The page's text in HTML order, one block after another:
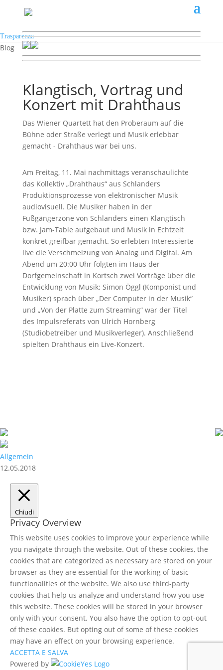
Trasparenza
Blog
Klangtisch, Vortrag und
Konzert mit Drahthaus
Das Wiener Quartett hat den Proberaum auf die
Bühne oder Straße verlegt und Musik erlebbar
gemacht - Drahthaus war bei uns.
Am Freitag, 11. Mai nachmittags veranschaulichte
das Kollektiv „Drahthaus“ aus Schlanders
Produktionsprozesse von elektronischer Musik
audiovisuell. Die Musiker haben in der
Fußgängerzone von Schlanders einen Klangtisch
bzw. Jam-Table aufgebaut und Musik in Echtzeit
konkret greifbar gemacht. So erlebten Interessierte
live die Verschmelzung von Analog und Digital. Am
Abend um 20:00 Uhr folgten im Haus der
Dorfgemeinschaft in Kortsch zwei Vorträge über die
Entwicklung von Musik: Simon Öggl (Komponist und
Musiker) sprach über „Der Computer in der Musik“
und „Von der Platte zum Streaming“ war der Titel
des Impulsreferats von Ulrich Hornberg
(Studiobetreiber und Musikverleger). Anschließend
spielten Drahthaus ein Live-Konzert.
Allgemein
12.05.2018
Chiudi
Privacy Overview
This website uses cookies to improve your experience while
you navigate through the website. Out of these cookies, the
cookies that are categorized as necessary are stored on your
browser as they are essential for the working of basic
functionalities of the website. We also use third-party
cookies that help us analyze and understand how you use
this website. These cookies will be stored in your browser
only with your consent. You also have the option to opt-out
of these cookies. But opting out of some of these cookies
may have an effect on your browsing experience.
ACCETTA E SALVA
Powered by